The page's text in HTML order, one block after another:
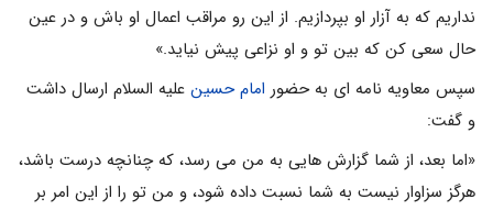
نداریم که به آزار او بپردازیم. از این رو مراقب اعمال او باش و در عین
حال سعى کن که بین تو و او نزاعى پیش نیاید.»
سپس معاویه نامه اى به حضور امام حسین علیه السلام ارسال داشت
و گفت:
«اما بعد، از شما گزارش هایى به من مى رسد، که چنانچه درست باشد،
هرگز سزاوار نیست به شما نسبت داده شود، و من تو را از این امر بر